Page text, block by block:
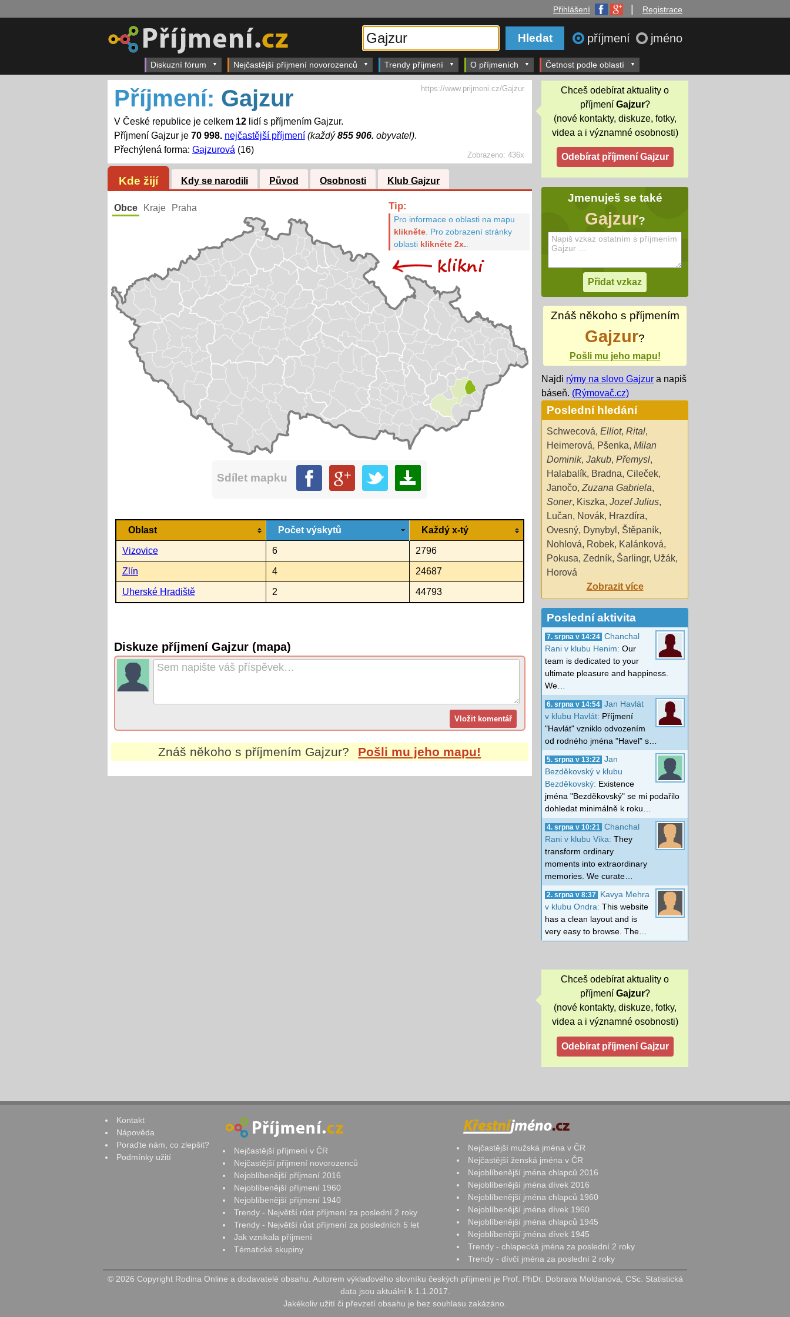
Přihlášení Registrace
příjmení jméno
Diskuzní fórum Nejčastější příjmení novorozenců Trendy příjmení O příjmeních Četnost podle oblastí
Zobrazeno:436x
Příjmení: Gajzur
V České republice je celkem 12lidí s příjmením Gajzur.
Příjmení Gajzur je 70 998. nejčastější příjmení (každý855 906. obyvatel).
Přechýlená forma: Gajzurová (16)
https://www.prijmeni.cz/Gajzur
Kde žijí Kdy se narodili Původ Osobnosti Klub Gajzur
Obce Kraje Praha Tip:
Pro informace o oblasti na mapu
klikněte. Pro zobrazení stránky
oblasti klikněte 2x.
Sdílet mapku
Oblast Počet výskytů Každý x-tý
Vizovice 6 2796
Zlín 4 24687
Uherské Hradiště 2 44793
Diskuze příjmení Gajzur (mapa)
Znáš někoho s příjmením Gajzur? Pošli mu jeho mapu!
Chceš odebírat aktuality o
příjmení Gajzur?
(nové kontakty, diskuze, fotky,
videa a i významné osobnosti)
Jmenuješ se také
Gajzur?
Znáš někoho s příjmením
Gajzur?
Pošli mu jeho mapu!
Najdi rýmy na slovo Gajzur a napiš
báseň. (Rýmovač.cz)
Poslední hledání
Schwecová, Elliot, Rital,
Heimerová, Pšenka, Milan
Dominik, Jakub, Přemysl,
Halabalík, Bradna, Cileček,
Janočo, Zuzana Gabriela,
Soner, Kiszka, Jozef Julius,
Lučan, Novák, Hrazdíra,
Ovesný, Dynybyl , Štěpaník,
Nohlová, Robek, Kalánková,
Pokusa, Zedník, Šarlingr, Užák,
Horová
Zobrazit více
Poslední aktivita
7. srpna v 14:24 Chanchal
Rani v klubu Henim: Our
team is dedicated to your
ultimate pleasure and happiness.
We…
6. srpna v 14:54 Jan Havlát
v klubu Havlát: Příjmení
"Havlát" vzniklo odvozením
od rodného jména "Havel" s…
5. srpna v 13:22
Jan
Bezděkovský v klubu
Bezděkovský: Existence
jména "Bezděkovský" se mi podařilo
dohledat minimálně k roku…
4. srpna v 10:21
Chanchal
Rani v klubu Vika: They
transform ordinary
moments into extraordinary
memories. We curate…
2. srpna v 8:37
Kavya Mehra
v klubu Ondra: This website
has a clean layout and is
very easy to browse. The…
Chceš odebírat aktuality o
příjmení Gajzur?
(nové kontakty, diskuze, fotky,
videa a i významné osobnosti)
Kontakt
Nápověda
Poraďte nám, co zlepšit?
Podmínky užití
Nejčastější příjmení v ČR
Nejčastější příjmení novorozenců
Nejoblíbenější příjmení 2016
Nejoblíbenější příjmení 1960
Nejoblíbenější příjmení 1940
Trendy - Největší růst příjmení za poslední 2 roky
Trendy - Největší růst příjmení za posledních 5 let
Jak vznikala příjmení
Tématické skupiny
Nejčastější mužská jména v ČR
Nejčastější ženská jména v ČR
Nejoblíbenější jména chlapců 2016
Nejoblíbenější jména dívek 2016
Nejoblíbenější jména chlapců 1960
Nejoblíbenější jména dívek 1960
Nejoblíbenější jména chlapců 1945
Nejoblíbenější jména dívek 1945
Trendy - chlapecká jména za poslední 2 roky
Trendy - dívčí jména za poslední 2 roky
© 2026 Copyright Rodina Online a dodavatelé obsahu. Autorem výkladového slovníku českých příjmení je Prof. PhDr. Dobrava Moldanová, CSc. Statistická
data jsou aktuální k 1.1.2017.
Jakékoliv užití či převzetí obsahu je bez souhlasu zakázáno.